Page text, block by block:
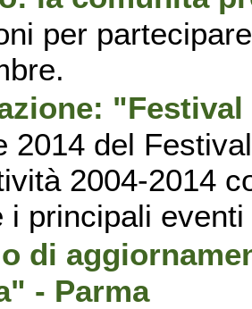
per
2014 del
2004-2014
i principali
di
- Parma